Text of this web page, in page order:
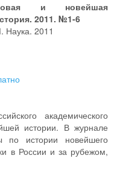
и новейшая
2011. №1-6
Наука. 2011
академического
истории. В журнале
по истории новейшего
в России и за рубежом,